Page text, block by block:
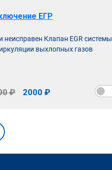
ЕГР
неисправен Клапан EGR системы
выхлопных газов
₽ 2000 ₽